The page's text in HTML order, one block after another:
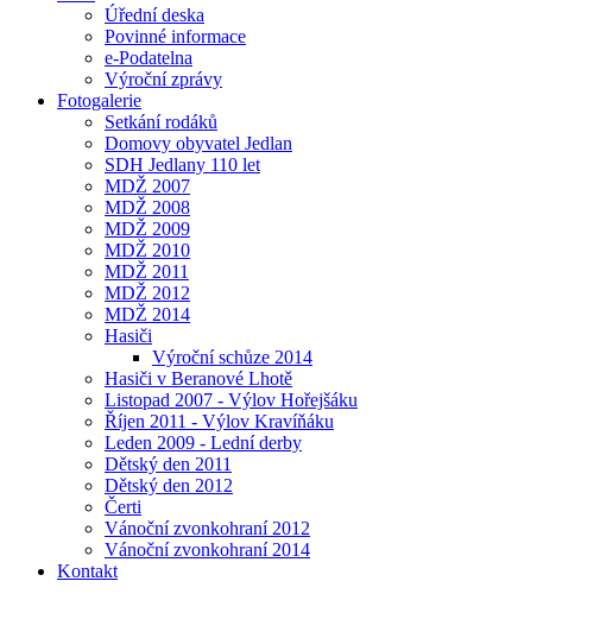
Úřední deska
Povinné informace
e-Podatelna
Výroční zprávy
Fotogalerie
Setkání rodáků
Domovy obyvatel Jedlan
SDH Jedlany 110 let
MDŽ 2007
MDŽ 2008
MDŽ 2009
MDŽ 2010
MDŽ 2011
MDŽ 2012
MDŽ 2014
Hasiči
Výroční schůze 2014
Hasiči v Beranové Lhotě
Listopad 2007 - Výlov Hořejšáku
Říjen 2011 - Výlov Kravíňáku
Leden 2009 - Lední derby
Dětský den 2011
Dětský den 2012
Čerti
Vánoční zvonkohraní 2012
Vánoční zvonkohraní 2014
Kontakt